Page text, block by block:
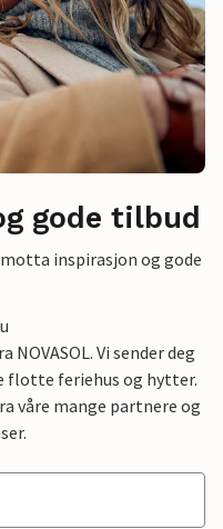
gode tilbud
inspirasjon og gode
Vi sender deg
flotte feriehus og hytter.
våre mange partnere og